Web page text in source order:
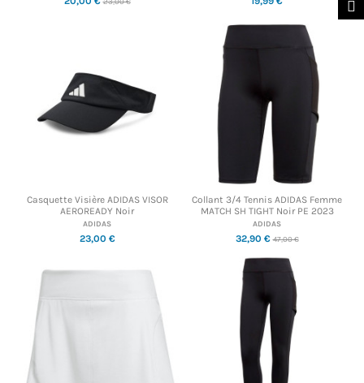
Casquette Visière ADIDAS VISOR
AEROREADY Noir
ADIDAS
23,00 €
Collant 3/4 Tennis ADIDAS Femme
MATCH SH TIGHT Noir PE 2023
ADIDAS
32,90 €47,00 €